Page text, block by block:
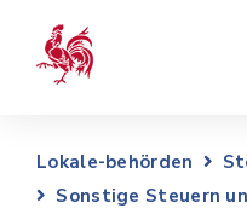
Lokale-behörden
Sonstige Steuern